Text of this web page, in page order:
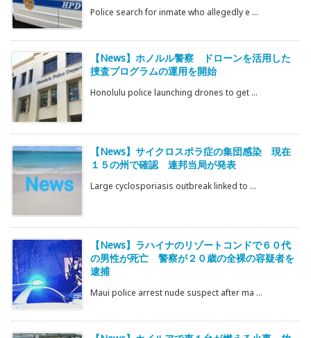
Police search for inmate who allegedly e ...
【News】ホノルル警察 ドローンを活用した
捜査プログラムの運用を開始
Honolulu police launching drones to get ...
【News】サイクロスポラ症の集団感染 現在
１５の州で確認 連邦当局が発表
Large cyclosporiasis outbreak linked to ...
【News】ラハイナのリゾートコンドで６０代
の男性が死亡 警察が２０歳の全裸の容疑者を
逮捕
Maui police arrest nude suspect after ma ...